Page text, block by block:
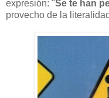
expresión: "Se te han
provecho de la